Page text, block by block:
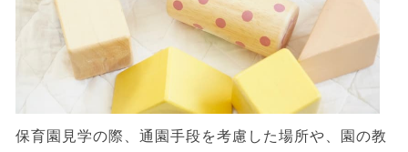
保育園見学の際、通園手段を考慮した場所や、園の教